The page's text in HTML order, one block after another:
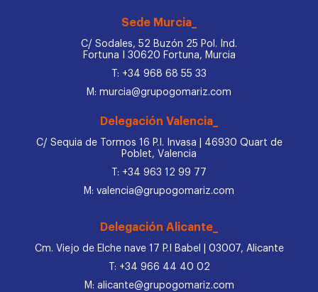
Sede Murcia_
C/ Sodales, 52 Buzón 25 Pol. Ind.
Fortuna I 30620 Fortuna, Murcia
T: +34 968 68 55 33
M: murcia@grupogomariz.com
Delegación Valencia_
C/ Sequia de Tormos 16 P.I. Invasa | 46930 Quart de
Poblet, Valencia
T: +34 963 12 99 77
M: valencia@grupogomariz.com
Delegación Alicante_
Cm. Viejo de Elche nave 17 P.I Babel | 03007, Alicante
T: +34 966 44 40 02
M: alicante@grupogomariz.com